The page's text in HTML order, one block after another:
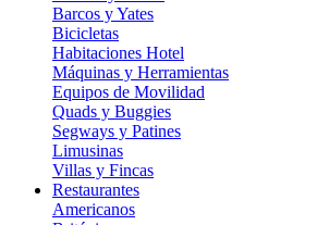
Barcos y Yates
Bicicletas
Habitaciones Hotel
Máquinas y Herramientas
Equipos de Movilidad
Quads y Buggies
Segways y Patines
Limusinas
Villas y Fincas
Restaurantes
Americanos